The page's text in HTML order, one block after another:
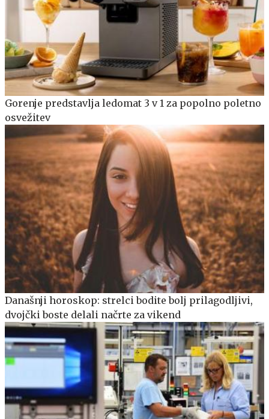
Gorenje predstavlja ledomat 3 v 1 za popolno poletno
osvežitev
Današnji horoskop: strelci bodite bolj prilagodljivi,
dvojčki boste delali načrte za vikend